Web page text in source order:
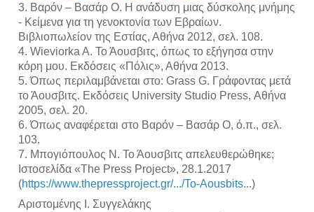
3. Βαρόν – Βασάρ Ο. Η ανάδυση μιας δύσκολης μνήμης
- Κείμενα για τη γενοκτονία των Εβραίων.
Βιβλιοπωλείον της Εστίας, Αθήνα 2012, σελ. 108.
4. Wieviorka A. Το Άουσβιτς, όπως το εξήγησα στην
κόρη μου. Εκδόσεις «Πόλις», Αθήνα 2013.
5. Όπως περιλαμβάνεται στο: Grass G. Γράφοντας μετά
το Άουσβιτς. Εκδόσεις University Studio Press, Αθήνα
2005, σελ. 20.
6. Όπως αναφέρεται στο Βαρόν – Βασάρ Ο, ό.π., σελ.
103.
7. Μπογιόπουλος Ν. Το Άουσβιτς απελευθερώθηκε;
Ιστοσελίδα «The Press Project», 28.1.2017
(https://www.thepressproject.gr/.../To-Aousbits...)
Αριστομένης Ι. Συγγελάκης